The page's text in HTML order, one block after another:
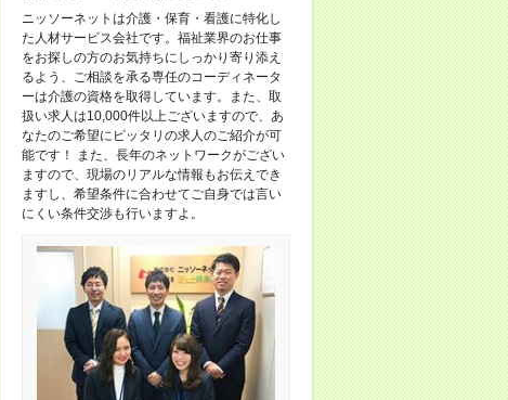
ニッソーネットは介護・保育・看護に特化し
た人材サービス会社です。福祉業界のお仕事
をお探しの方のお気持ちにしっかり寄り添え
るよう、ご相談を承る専任のコーディネータ
ーは介護の資格を取得しています。また、取
扱い求人は10,000件以上ございますので、あ
なたのご希望にピッタリの求人のご紹介が可
能です！ また、長年のネットワークがござい
ますので、現場のリアルな情報もお伝えでき
ますし、希望条件に合わせてご自身では言い
にくい条件交渉も行いますよ。